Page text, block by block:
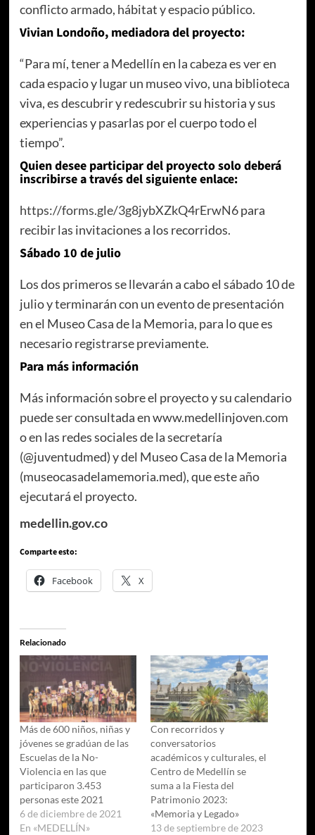
conflicto armado, hábitat y espacio público.
Vivian Londoño, mediadora del proyecto:
“Para mí, tener a Medellín en la cabeza es ver en
cada espacio y lugar un museo vivo, una biblioteca
viva, es descubrir y redescubrir su historia y sus
experiencias y pasarlas por el cuerpo todo el
tiempo”.
Quien desee participar del proyecto solo deberá
inscribirse a través del siguiente enlace:
https://forms.gle/3g8jybXZkQ4rErwN6para
recibir las invitaciones a los recorridos.
Sábado 10 de julio
Los dos primeros se llevarán a cabo el sábado 10 de
julio y terminarán con un evento de presentación
en el Museo Casa de la Memoria, para lo que es
necesario registrarse previamente.
Para más información
Más información sobre el proyecto y su calendario
puede ser consultada en www.medellinjoven.com
o en las redes sociales de la secretaría
(@juventudmed) y del Museo Casa de la Memoria
(museocasadelamemoria.med), que este año
ejecutará el proyecto.
medellin.gov.co
Comparte esto:
Facebook X
Relacionado
Más de 600 niños, niñas y
jóvenes se gradúan de las
Escuelas de la No-
Violencia en las que
participaron 3.453
personas este 2021
6 de diciembre de 2021
En «MEDELLÍN»
Con recorridos y
conversatorios
académicos y culturales, el
Centro de Medellín se
suma a la Fiesta del
Patrimonio 2023:
«Memoria y Legado»
13 de septiembre de 2023